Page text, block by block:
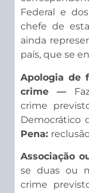
Federal e
chefe de
ainda
país, que se
Apologia de
crime —
crime
Democrático
Pena:
Associação
se duas ou
crime